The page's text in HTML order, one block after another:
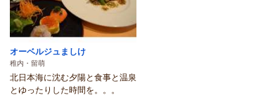
オーベルジュましけ
稚内・留萌
北日本海に沈む夕陽と食事と温泉
とゆったりした時間を。。。